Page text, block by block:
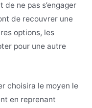
ne pas s’engager
de recouvrer une
options, les
pour une autre
choisira le moyen le
en reprenant